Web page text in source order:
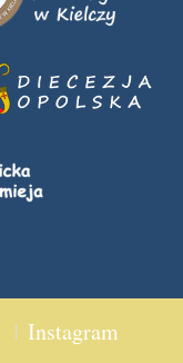
Instagram